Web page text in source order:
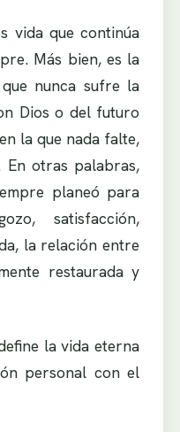
vida que continúa
Más bien, es la
nunca sufre la
Dios o del futuro
la que nada falte,
En otras palabras,
planeó para
satisfacción,
la relación entre
restaurada y
la vida eterna
personal con el